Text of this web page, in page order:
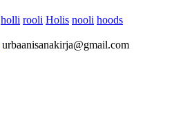
holli rooli Holis nooli hoods
urbaanisanakirja@gmail.com